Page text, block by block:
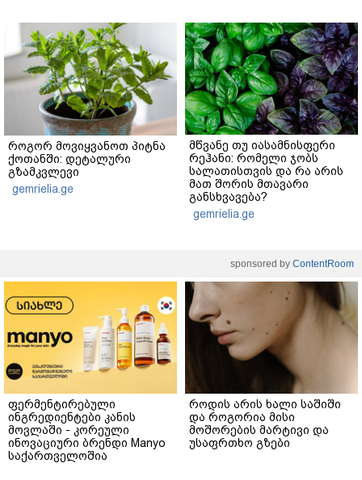
როგორ მოვიყვანოთ პიტნა
ქოთანში: დეტალური
გზამკვლევი
gemrielia.ge
მწვანე თუ იასამნისფერი
რეჰანი: რომელი ჯობს
სალათისთვის და რა არის
მათ შორის მთავარი
განსხვავება?
gemrielia.ge
sponsored by ContentRoom
ფერმენტირებული
ინგრედიენტები კანის
მოვლაში - კორეული
ინოვაციური ბრენდი Manyo
საქართველოშია
როდის არის ხალი საშიში
და როგორია მისი
მოშორების მარტივი და
უსაფრთხო გზები